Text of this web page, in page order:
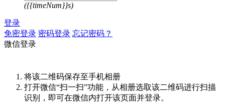
({{timeNum}}s)
登录
免密登录 密码登录 忘记密码？
微信登录
将该二维码保存至手机相册
打开微信“扫一扫”功能，从相册选取该二维码进行扫描
识别，即可在微信内打开该页面并登录。